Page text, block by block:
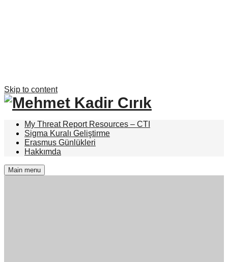
Skip to content
My Threat Report Resources – CTI
Sigma Kuralı Geliştirme
Erasmus Günlükleri
Hakkımda
Main menu